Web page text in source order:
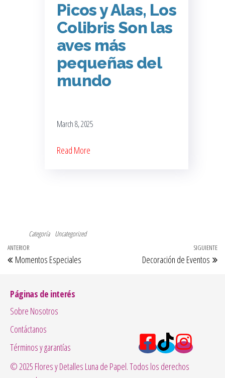
Picos y Alas, Los
Colibris Son las
aves más
pequeñas del
mundo
March 8, 2025
Read More
Categoría Uncategorized
Navegación
de
Entrada
anterior
ANTERIOR
Momentos Especiales
SIGUIENTE
Decoración de Eventos
Páginas de interés
Sobre Nosotros
Contáctanos
Términos y garantías
© 2025 Flores y Detalles Luna de Papel. Todos los derechos